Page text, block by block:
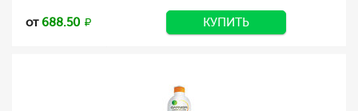
от688.50 КУПИТЬ